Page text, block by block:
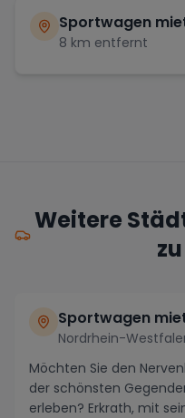
Sportwagen
8 km entfernt
Weitere
Sportwagen
Nordrhein-
Möchten Sie den
der schönsten
erleben? Erkrath, mit